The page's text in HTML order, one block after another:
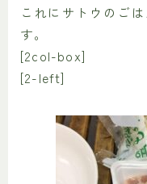
これにサトウのご
す。
[2col-box]
[2-left]